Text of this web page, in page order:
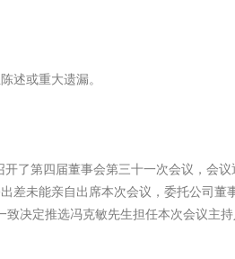
述或重大遗漏。
第四届董事会第三十一次会议，会议
未能亲自出席本次会议，委托公司
决定推选冯克敏先生担任本次会议主